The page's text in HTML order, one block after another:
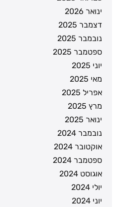
ינואר 2026
דצמבר 2025
נובמבר 2025
ספטמבר 2025
יוני 2025
מאי 2025
אפריל 2025
מרץ 2025
ינואר 2025
נובמבר 2024
אוקטובר 2024
ספטמבר 2024
אוגוסט 2024
יולי 2024
יוני 2024